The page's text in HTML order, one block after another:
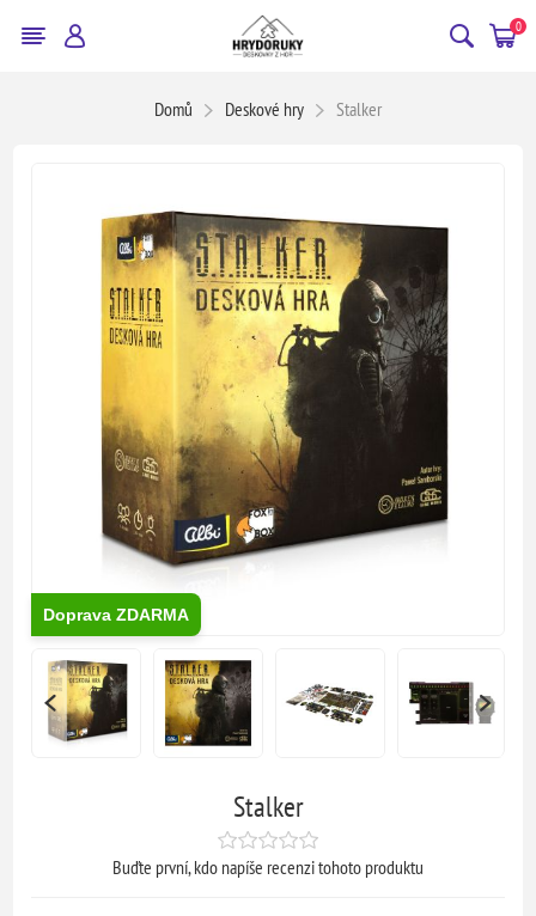
0
Domů Deskové hry Stalker
Doprava ZDARMA
Stalker
Buďte první, kdo napíše recenzi tohoto produktu